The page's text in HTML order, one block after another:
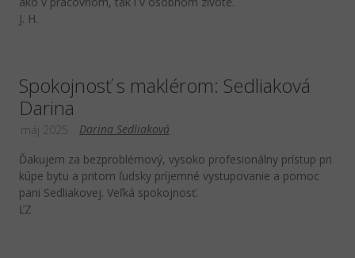
J. H.
Spokojnosť s maklérom: Sedliaková
Darina
Darina Sedliaková
máj 2025
Ďakujem za bezproblémový, vysoko profesionálny prístup pri
kúpe bytu a pritom ľudsky príjemné vystupovanie a pomoc
pani Sedliakovej. Veľká spokojnosť.
ĽZ